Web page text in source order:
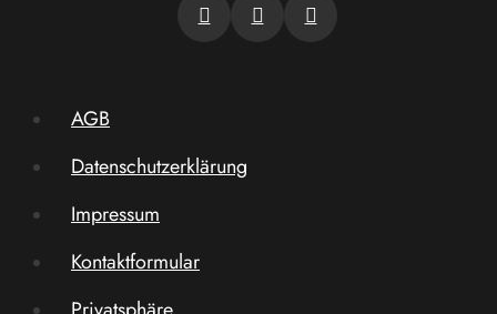
AGB
Datenschutzerklärung
Impressum
Kontaktformular